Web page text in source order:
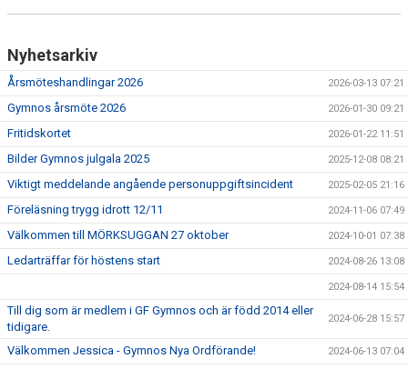
Nyhetsarkiv
Årsmöteshandlingar 2026 2026-03-13 07:21
Gymnos årsmöte 2026 2026-01-30 09:21
Fritidskortet 2026-01-22 11:51
Bilder Gymnos julgala 2025 2025-12-08 08:21
Viktigt meddelande angående personuppgiftsincident 2025-02-05 21:16
Föreläsning trygg idrott 12/11 2024-11-06 07:49
Välkommen till MÖRKSUGGAN 27 oktober 2024-10-01 07:38
Ledarträffar för höstens start 2024-08-26 13:08
2024-08-14 15:54
Till dig som är medlem i GF Gymnos och är född 2014 eller
tidigare.
2024-06-28 15:57
Välkommen Jessica - Gymnos Nya Ordförande! 2024-06-13 07:04